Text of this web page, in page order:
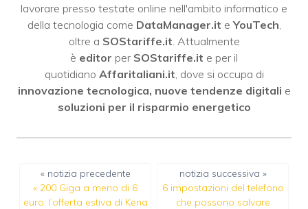
lavorare presso testate online nell'ambito informatico e
della tecnologia come DataManager.it eYouTech
oltre a SOStariffe.it . Attualmente
è editor per SOStariffe.it e per il
quotidiano Affaritaliani.it , dove si occupa di
innovazione tecnologica, nuove tendenze digitali e
soluzioni per il risparmio energetico
« notizia precedente
« 200 Giga a meno di 6
euro: l’offerta estiva di Kena
notizia successiva »
6 impostazioni del telefono
che possono salvare